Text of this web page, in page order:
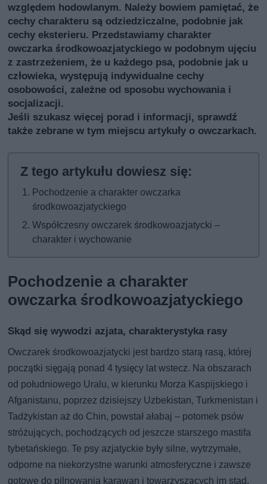
względem hodowlanym. Należy bowiem pamiętać, że
cechy charakteru są odziedziczalne, podobnie jak
cechy eksterieru. Przedstawiamy charakter
owczarka środkowoazjatyckiego w podobnym ujęciu
z zastrzeżeniem, że u każdego psa, podobnie jak u
człowieka, występują indywidualne cechy
osobowości, zależne od sposobu wychowania i
socjalizacji.
Jeśli szukasz więcej porad i informacji, sprawdź
także zebrane w tym miejscu artykuły o owczarkach.
Pochodzenie a charakter owczarka
środkowoazjatyckiego
Współczesny owczarek środkowoazjatycki –
charakter i wychowanie
Pochodzenie a charakter
owczarka środkowoazjatyckiego
Skąd się wywodzi azjata, charakterystyka rasy
Owczarek środkowoazjatycki jest bardzo starą rasą, której
początki sięgają ponad 4 tysięcy lat wstecz. Na obszarach
od południowego Uralu, w kierunku Morza Kaspijskiego i
Afganistanu, poprzez dzisiejszy Uzbekistan, Turkmenistan i
Tadżykistan aż do Chin, powstał ałabaj – potomek psów
stróżujących, pochodzących od jeszcze starszego mastifa
tybetańskiego. Te psy azjatyckie były silne, wytrzymałe,
odporne na niekorzystne warunki atmosferyczne i zawsze
gotowe do pilnowania karawan i towarzyszących im stad.